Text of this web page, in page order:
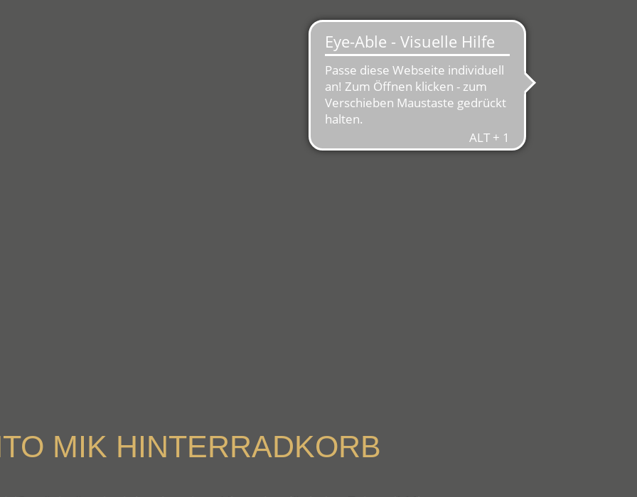
MIK HINTERRADKORB